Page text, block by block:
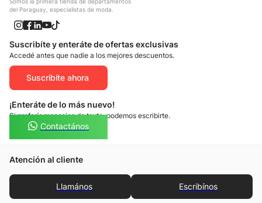
del Paraguay, especialistas de moda.
Suscribíte y enteráte de ofertas exclusivas
Accedé antes que nadie a los mejores descuentos.
Suscribíte ahora
¡Enteráte de lo más nuevo!
Si preferís mensajes de texto, podemos escribirte.
Contactános
Atención al cliente
Llamános Escribínos